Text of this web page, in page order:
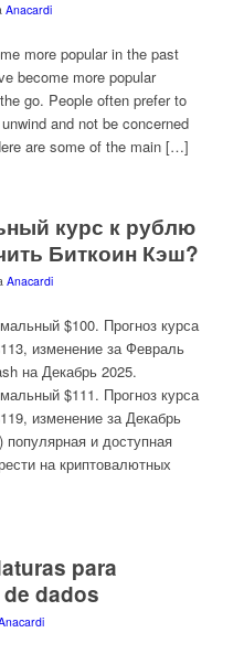
Anacardi
more popular in the past
become more popular
go. People often prefer to
and not be concerned
are some of the main […]
курс к рублю
Биткоин Кэш?
Anacardi
$100. Прогноз курса
изменение за Февраль
на Декабрь 2025.
$111. Прогноз курса
изменение за Декабрь
и доступная
на криптовалютных
para
dados